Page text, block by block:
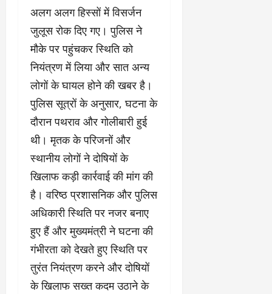
अलग अलग हिस्सों में विसर्जन
जुलूस रोक दिए गए। पुलिस ने
मौके पर पहुंचकर स्थिति को
नियंत्रण में लिया और सात अन्य
लोगों के घायल होने की खबर है।
पुलिस सूत्रों के अनुसार, घटना के
दौरान पथराव और गोलीबारी हुई
थी। मृतक के परिजनों और
स्थानीय लोगों ने दोषियों के
खिलाफ कड़ी कार्रवाई की मांग की
है। वरिष्ठ प्रशासनिक और पुलिस
अधिकारी स्थिति पर नजर बनाए
हुए हैं और मुख्यमंत्री ने घटना की
गंभीरता को देखते हुए स्थिति पर
तुरंत नियंत्रण करने और दोषियों
के खिलाफ सख्त कदम उठाने के